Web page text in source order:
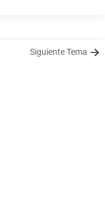
Siguiente Tema